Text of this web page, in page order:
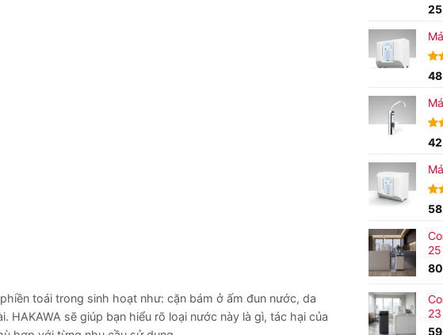
toái trong sinh hoạt như: cặn bám ở ấm đun nước, da
sẽ giúp bạn hiểu rõ loại nước này là gì, tác hại của
17
16
24
24